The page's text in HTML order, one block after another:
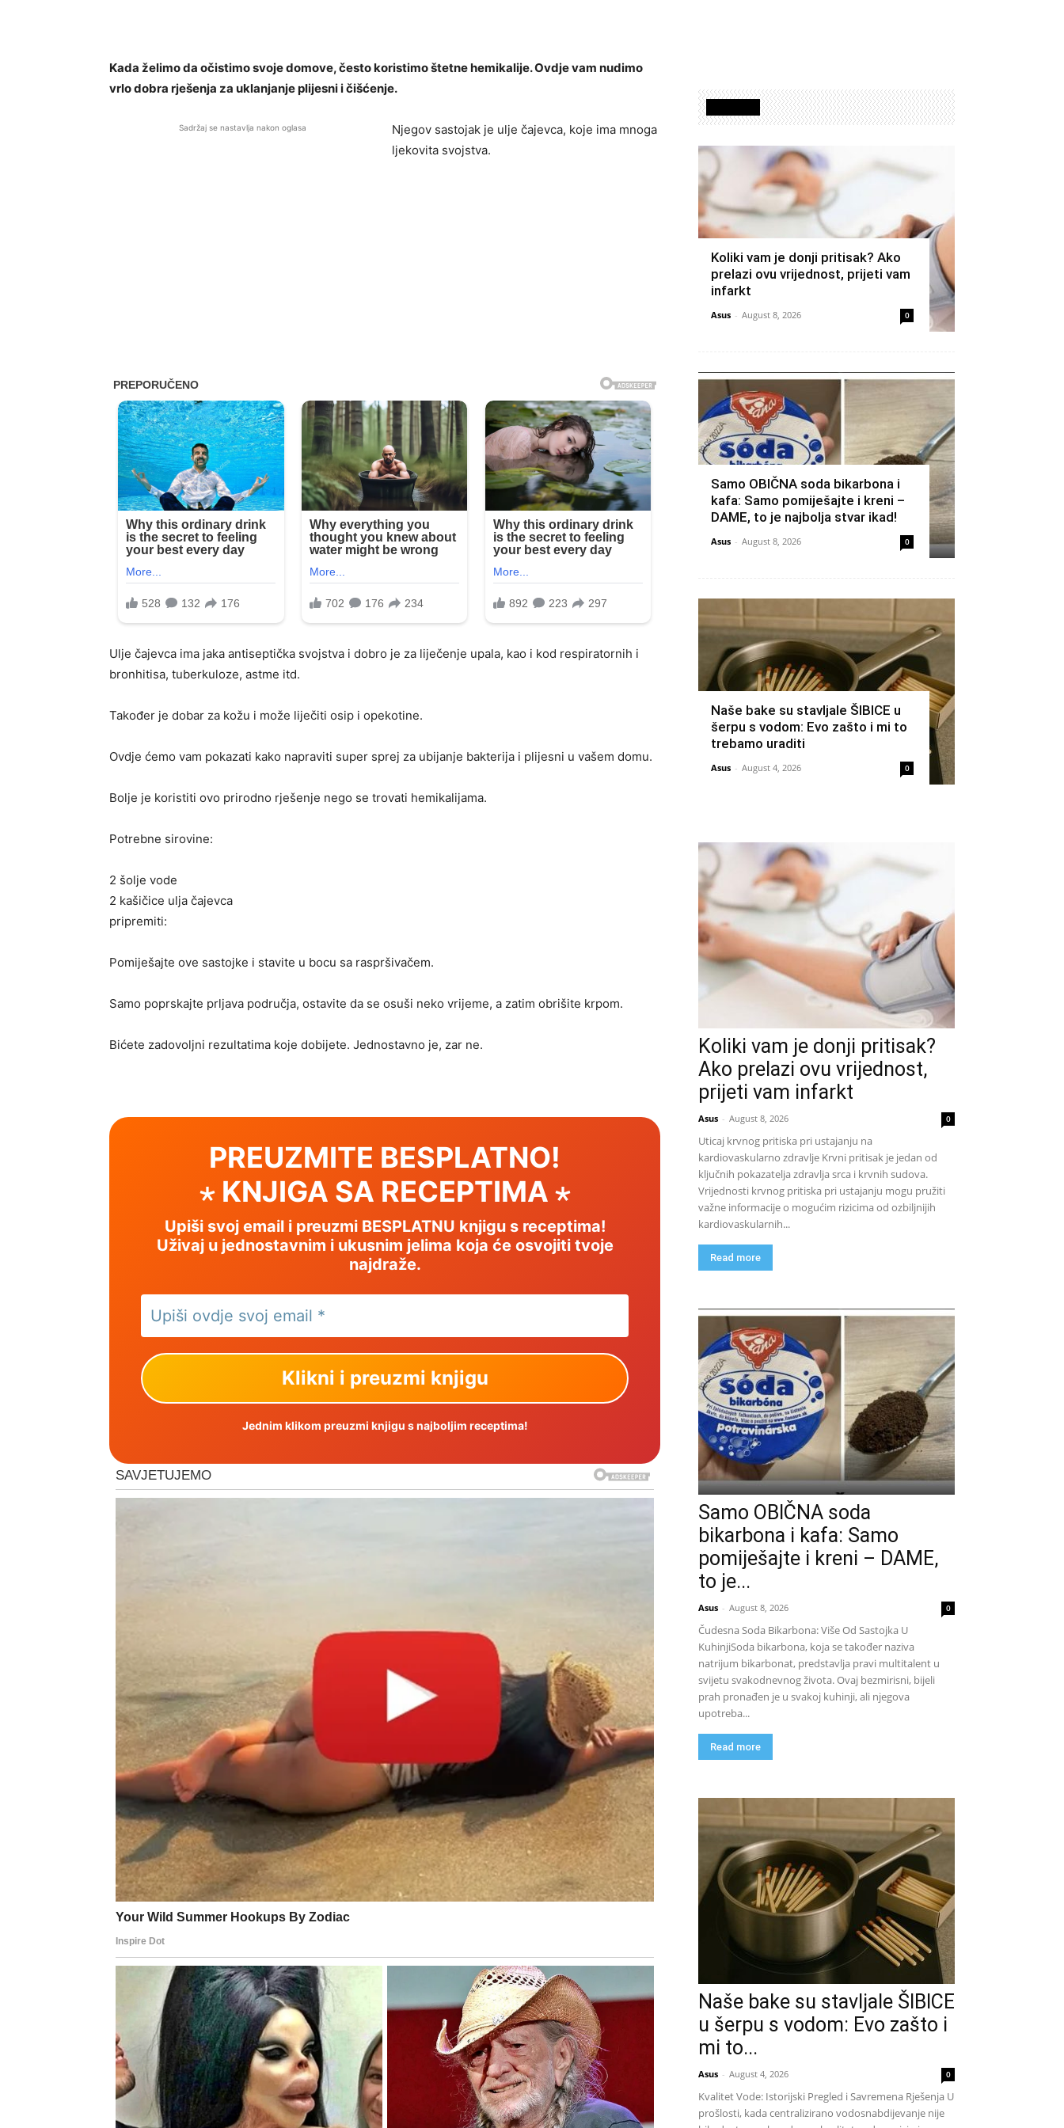
Kada želimo da očistimo svoje domove, često koristimo štetne hemikalije. Ovdje vam nudimo
vrlo dobra rješenja za uklanjanje plijesni i čišćenje.
Sadržaj se nastavlja nakon oglasa
Njegov sastojak je ulje čajevca, koje ima mnoga
ljekovita svojstva.
Ulje čajevca ima jaka antiseptička svojstva i dobro je za liječenje upala, kao i kod respiratornih i
bronhitisa, tuberkuloze, astme itd.
Također je dobar za kožu i može liječiti osip i opekotine.
Ovdje ćemo vam pokazati kako napraviti super sprej za ubijanje bakterija i plijesni u vašem domu.
Bolje je koristiti ovo prirodno rješenje nego se trovati hemikalijama.
Potrebne sirovine:
2 šolje vode
2 kašičice ulja čajevca
pripremiti:
Pomiješajte ove sastojke i stavite u bocu sa raspršivačem.
Samo poprskajte prljava područja, ostavite da se osuši neko vrijeme, a zatim obrišite krpom.
Bićete zadovoljni rezultatima koje dobijete. Jednostavno je, zar ne.
PREUZMITE BESPLATNO!
⋆ KNJIGA SA RECEPTIMA ⋆
Upiši svoj email i preuzmi BESPLATNU knjigu s receptima!
Uživaj u jednostavnim i ukusnim jelima koja će osvojiti tvoje
najdraže.
Jednim klikom preuzmi knjigu s najboljim receptima!
Koliki vam je donji pritisak? Ako
prelazi ovu vrijednost, prijeti vam
infarkt
Asus - August 8, 2026 0
Samo OBIČNA soda bikarbona i
kafa: Samo pomiješajte i kreni –
DAME, to je najbolja stvar ikad!
Asus - August 8, 2026 0
Naše bake su stavljale ŠIBICE u
šerpu s vodom: Evo zašto i mi to
trebamo uraditi
Asus - August 4, 2026 0
Koliki vam je donji pritisak?
Ako prelazi ovu vrijednost,
prijeti vam infarkt
Asus - August 8, 2026 0
Uticaj krvnog pritiska pri ustajanju na
kardiovaskularno zdravlje Krvni pritisak je jedan od
ključnih pokazatelja zdravlja srca i krvnih sudova.
Vrijednosti krvnog pritiska pri ustajanju mogu pružiti
važne informacije o mogućim rizicima od ozbiljnijih
kardiovaskularnih...
Read more
Samo OBIČNA soda
bikarbona i kafa: Samo
pomiješajte i kreni – DAME,
to je...
Asus - August 8, 2026 0
Čudesna Soda Bikarbona: Više Od Sastojka U
KuhinjiSoda bikarbona, koja se također naziva
natrijum bikarbonat, predstavlja pravi multitalent u
svijetu svakodnevnog života. Ovaj bezmirisni, bijeli
prah pronađen je u svakoj kuhinji, ali njegova
upotreba...
Read more
Naše bake su stavljale ŠIBICE
u šerpu s vodom: Evo zašto i
mi to...
Asus - August 4, 2026 0
Kvalitet Vode: Istorijski Pregled i Savremena Rješenja U
prošlosti, kada centralizirano vodosnabdijevanje nije